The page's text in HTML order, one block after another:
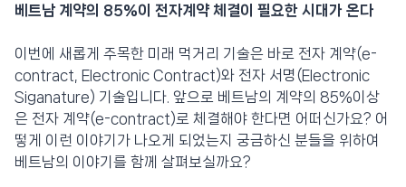
베트남 계약의 85%이 전자계약 체결이 필요한 시대가 온다
이번에 새롭게 주목한 미래 먹거리 기술은 바로 전자 계약(e-
contract, Electronic Contract)와 전자 서명(Electronic
Siganature) 기술입니다. 앞으로 베트남의 계약의 85%이상
은 전자 계약(e-contract)로 체결해야 한다면 어떠신가요? 어
떻게 이런 이야기가 나오게 되었는지 궁금하신 분들을 위하여
베트남의 이야기를 함께 살펴보실까요?